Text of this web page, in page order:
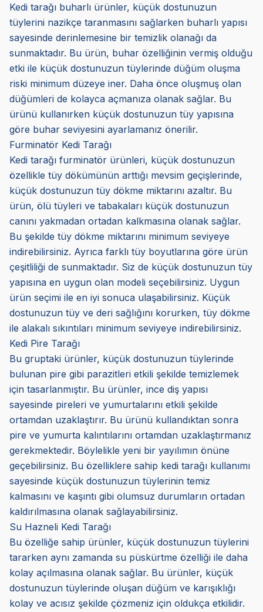
Kedi tarağı buharlı ürünler, küçük dostunuzun
tüylerini nazikçe taranmasını sağlarken buharlı yapısı
sayesinde derinlemesine bir temizlik olanağı da
sunmaktadır. Bu ürün, buhar özelliğinin vermiş olduğu
etki ile küçük dostunuzun tüylerinde düğüm oluşma
riski minimum düzeye iner. Daha önce oluşmuş olan
düğümleri de kolayca açmanıza olanak sağlar. Bu
ürünü kullanırken küçük dostunuzun tüy yapısına
göre buhar seviyesini ayarlamanız önerilir.
Furminatör Kedi Tarağı
Kedi tarağı furminatör ürünleri, küçük dostunuzun
özellikle tüy dökümünün arttığı mevsim geçişlerinde,
küçük dostunuzun tüy dökme miktarını azaltır. Bu
ürün, ölü tüyleri ve tabakaları küçük dostunuzun
canını yakmadan ortadan kalkmasına olanak sağlar.
Bu şekilde tüy dökme miktarını minimum seviyeye
indirebilirsiniz. Ayrıca farklı tüy boyutlarına göre ürün
çeşitliliği de sunmaktadır. Siz de küçük dostunuzun tüy
yapısına en uygun olan modeli seçebilirsiniz. Uygun
ürün seçimi ile en iyi sonuca ulaşabilirsiniz. Küçük
dostunuzun tüy ve deri sağlığını korurken, tüy dökme
ile alakalı sıkıntıları minimum seviyeye indirebilirsiniz.
Kedi Pire Tarağı
Bu gruptaki ürünler, küçük dostunuzun tüylerinde
bulunan pire gibi parazitleri etkili şekilde temizlemek
için tasarlanmıştır. Bu ürünler, ince diş yapısı
sayesinde pireleri ve yumurtalarını etkili şekilde
ortamdan uzaklaştırır. Bu ürünü kullandıktan sonra
pire ve yumurta kalıntılarını ortamdan uzaklaştırmanız
gerekmektedir. Böylelikle yeni bir yayılımın önüne
geçebilirsiniz. Bu özelliklere sahip kedi tarağı kullanımı
sayesinde küçük dostunuzun tüylerinin temiz
kalmasını ve kaşıntı gibi olumsuz durumların ortadan
kaldırılmasına olanak sağlayabilirsiniz.
Su Hazneli Kedi Tarağı
Bu özelliğe sahip ürünler, küçük dostunuzun tüylerini
tararken aynı zamanda su püskürtme özelliği ile daha
kolay açılmasına olanak sağlar. Bu ürünler, küçük
dostunuzun tüylerinde oluşan düğüm ve karışıklığı
kolay ve acısız şekilde çözmeniz için oldukça etkilidir.